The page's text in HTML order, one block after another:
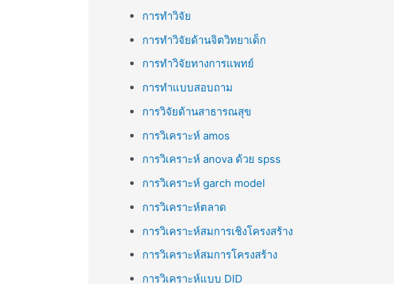
การทำวิจัย
การทำวิจัยด้านจิตวิทยาเด็ก
การทำวิจัยทางการแพทย์
การทำแบบสอบถาม
การวิจัยด้านสาธารณสุข
การวิเคราะห์ amos
การวิเคราะห์ anova ด้วย spss
การวิเคราะห์ garch model
การวิเคราะห์ตลาด
การวิเคราะห์สมการเชิงโครงสร้าง
การวิเคราะห์สมการโครงสร้าง
การวิเคราะห์แบบ DID